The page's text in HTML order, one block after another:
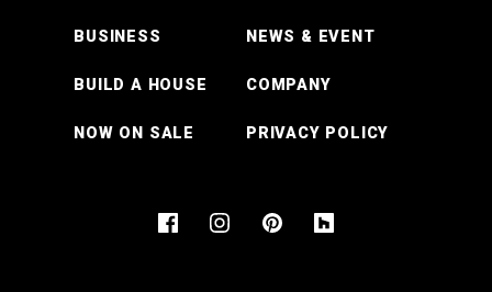
BUSINESS
BUILD A HOUSE
NOW ON SALE
NEWS & EVENT
COMPANY
PRIVACY POLICY